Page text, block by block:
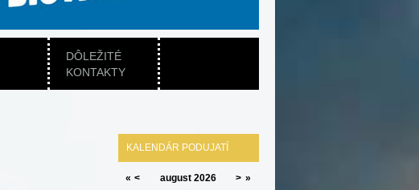
DÔLEŽITÉ
KONTAKTY
KALENDÁR PODUJATÍ
« < august 2026 > »